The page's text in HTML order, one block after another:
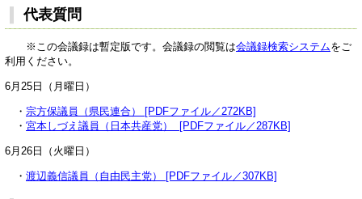
代表質問
※この会議録は暫定版です。会議録の閲覧は会議録検索システムをご
利用ください。
6月25日（月曜日）
・ 宗方保議員（県民連合） [PDFファイル／272KB]
・ 宮本しづえ議員（日本共産党） [PDFファイル／287KB]
6月26日（火曜日）
・ 渡辺義信議員（自由民主党） [PDFファイル／307KB]